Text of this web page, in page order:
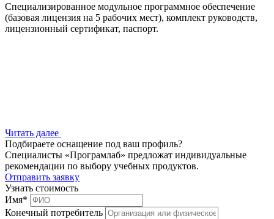
Специализированное модульное программное обеспечение
(базовая лицензия на 5 рабочих мест), комплект руководств,
лицензионный сертификат, паспорт.
Читать далее
Подбираете оснащение под ваш профиль?
Специалисты «Програмлаб» предложат индивидуальные
рекомендации по выбору учебных продуктов.
Отправить заявку
Узнать стоимость
Имя*
Конечный потребитель